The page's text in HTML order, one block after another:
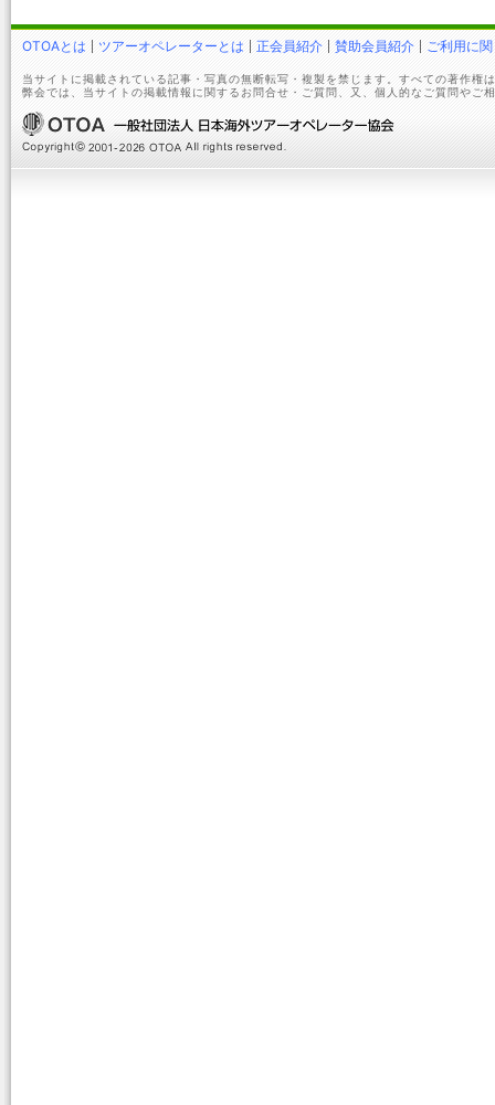
OTOAとは ツアーオペレーターとは 正会員紹介 賛助会員紹介 ご利用に
当サイトに掲載されている記事・写真の無断転写・複製を禁じます。すべての著作権
弊会では、当サイトの掲載情報に関するお問合せ・ご質問、又、個人的なご質問やご